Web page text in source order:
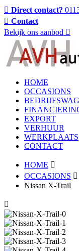
Direct contact?
Contact
Bekijk ons aanbod
HOME
OCCASIONS
EXPORT
VERHUUR
WERKPLAATS
CONTACT
HOME
OCCASIONS
Nissan X-Trail